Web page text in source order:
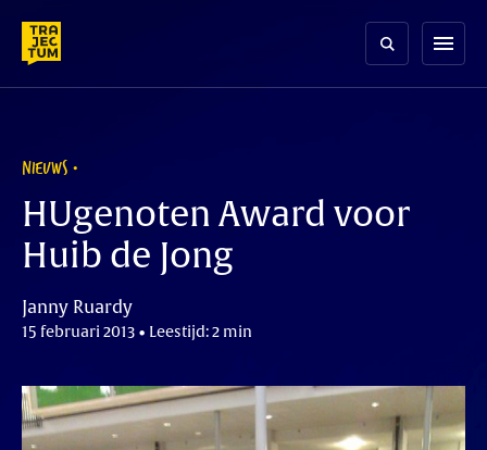
content
menu
NIEUWS
HUgenoten Award voor
Huib de Jong
Janny Ruardy
15 februari 2013 • Leestijd: 2 min